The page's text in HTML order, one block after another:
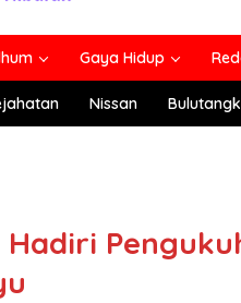
Gaya Hidup
Nissan